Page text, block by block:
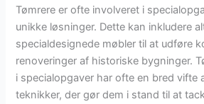
Tømrere er ofte involveret i
unikke løsninger. Dette kan inkludere
specialdesignede møbler til at udføre
renoveringer af historiske bygninger.
i specialopgaver har ofte en bred
teknikker, der gør dem i stand til at